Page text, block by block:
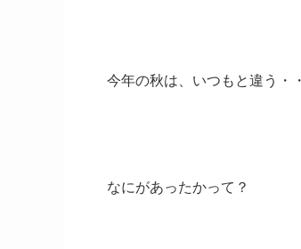
今年の秋は、いつもと違う・
なにがあったかって？